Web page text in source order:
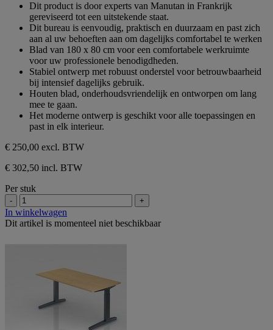
sterren.
Dit product is door experts van Manutan in Frankrijk
gereviseerd tot een uitstekende staat.
Dit bureau is eenvoudig, praktisch en duurzaam en past zich
aan al uw behoeften aan om dagelijks comfortabel te werken
Blad van 180 x 80 cm voor een comfortabele werkruimte
voor uw professionele benodigdheden.
Stabiel ontwerp met robuust onderstel voor betrouwbaarheid
bij intensief dagelijks gebruik.
Houten blad, onderhoudsvriendelijk en ontworpen om lang
mee te gaan.
Het moderne ontwerp is geschikt voor alle toepassingen en
past in elk interieur.
€ 250,00 excl. BTW
€ 302,50 incl. BTW
Per stuk
- +
In winkelwagen
Dit artikel is momenteel niet beschikbaar